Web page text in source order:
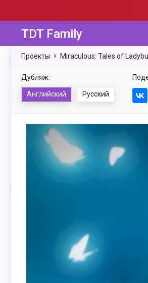
TDT Family
Проекты Miraculous: Tales of
Дубляж:
Английский Русский